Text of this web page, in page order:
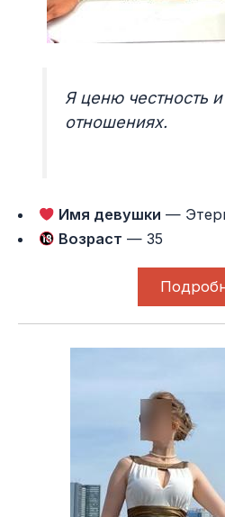
Я ценю честность и
отношениях.
Имя девушки —
Возраст — 35